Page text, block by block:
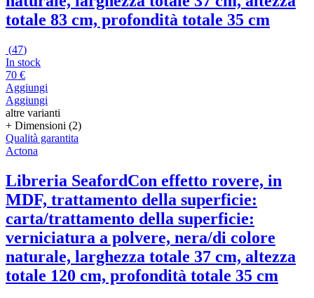
totale 83 cm, profondità totale 35 cm
(47)
In stock
70 €
Aggiungi
Aggiungi
altre varianti
+ Dimensioni (2)
Qualità garantita
Actona
Libreria SeafordCon effetto rovere, in
MDF, trattamento della superficie:
carta/trattamento della superficie:
verniciatura a polvere, nera/di colore
naturale, larghezza totale 37 cm, altezza
totale 120 cm, profondità totale 35 cm